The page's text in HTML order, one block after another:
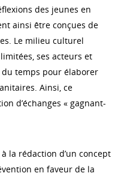
des jeunes en
ainsi être conçues de
Le milieu culturel
ses acteurs et
temps pour élaborer
Ainsi, ce
d’échanges « gagnant-
la rédaction d’un concept
en faveur de la